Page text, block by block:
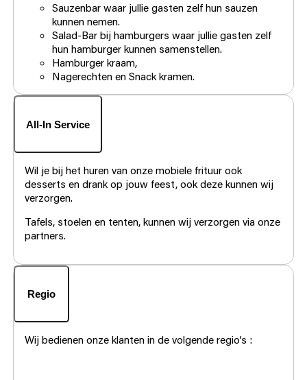
Sauzenbar waar jullie gasten zelf hun sauzen
kunnen nemen.
Salad-Bar bij hamburgers waar jullie gasten zelf
hun hamburger kunnen samenstellen.
Hamburger kraam,
Nagerechten en Snack kramen.
All-In Service
Wil je bij het huren van onze mobiele frituur ook
desserts en drank op jouw feest, ook deze kunnen wij
verzorgen.
Tafels, stoelen en tenten, kunnen wij verzorgen via onze
partners.
Regio
Wij bedienen onze klanten in de volgende regio’s :